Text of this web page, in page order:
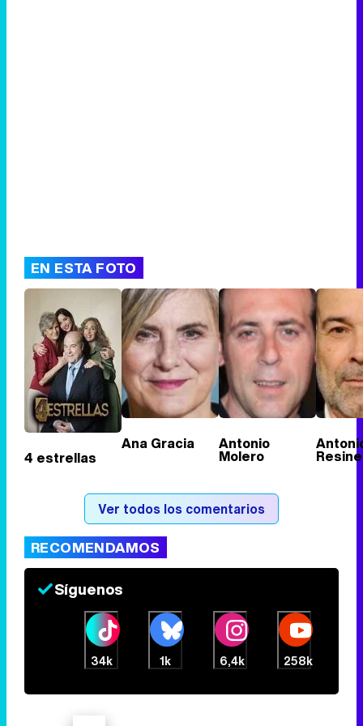
EN ESTA FOTO
4 estrellas
Ana Gracia Antonio
Molero
Ver todos los comentarios
RECOMENDAMOS
Síguenos
34k 1k 6,4k 258k